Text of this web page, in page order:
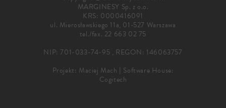
MARGINESY Sp. z o.o.
KRS: 0000416091
ul. Mierosławskiego 11a, 01-527 Warszawa
tel./fax. 22 663 02 75
NIP: 701-033-74-95 , REGON: 146063757
Projekt: Maciej Mach | Software House:
Cogitech